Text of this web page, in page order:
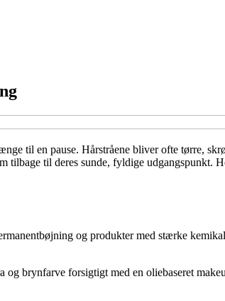
til en pause. Hårstråene bliver ofte tørre,
tilbage til deres sunde, fyldige
og produkter med stærke
brynfarve forsigtigt med en oliebaseret